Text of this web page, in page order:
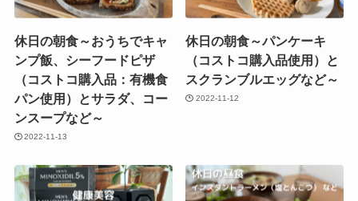
休日の朝食～おうちでキャ
ンプ飯、シーフードピザ
（コストコ購入品：有機食
パン使用）とサラダ、コー
ンスープなど～
2022-11-13
休日の朝食～パンケーキ
（コストコ購入品使用）と
スクランブルエッグなど～
2022-11-12